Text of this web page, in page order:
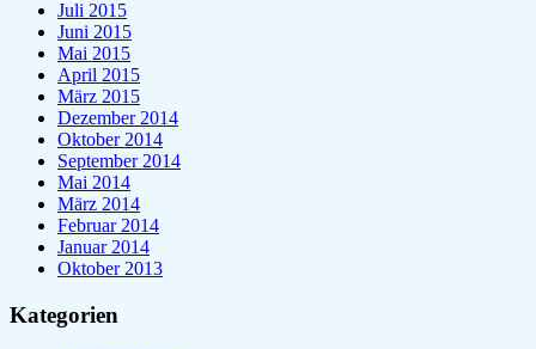
Juli 2015
Juni 2015
Mai 2015
April 2015
März 2015
Dezember 2014
Oktober 2014
September 2014
Mai 2014
März 2014
Februar 2014
Januar 2014
Oktober 2013
Kategorien